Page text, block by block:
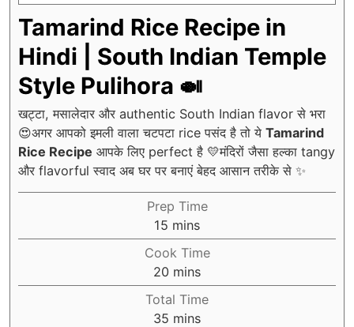
Tamarind Rice Recipe in
Hindi | South Indian Temple
Style Pulihora 🍛
खट्टा, मसालेदार और authentic South Indian flavor से भरा
😍अगर आपको इमली वाला चटपटा rice पसंद है तो ये Tamarind
Rice Recipe आपके लिए perfect है 💛मंदिरों जैसा हल्का tangy
और flavorful स्वाद अब घर पर बनाएं बेहद आसान तरीके से ✨
Prep Time
15 minutes
mins
Cook Time
20 minutes
mins
Total Time
35 minutes
mins